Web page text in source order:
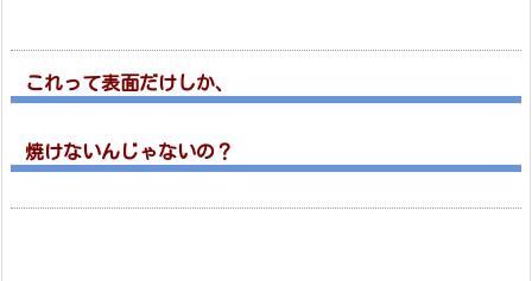
これって表面だけしか、
焼けないんじゃないの？